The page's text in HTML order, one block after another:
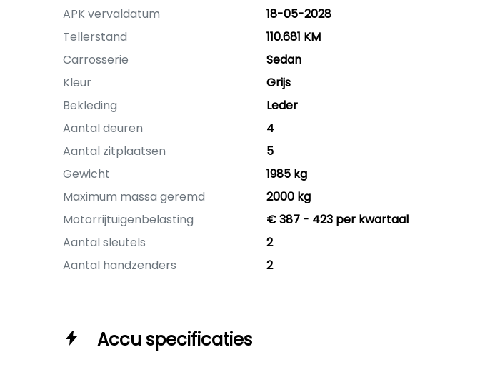
APK vervaldatum
18-05-2028
Tellerstand
110.681 KM
Carrosserie
Sedan
Kleur
Grijs
Bekleding
Leder
Aantal deuren
4
Aantal zitplaatsen
5
Gewicht
1985 kg
Maximum massa geremd
2000 kg
Motorrijtuigenbelasting
€ 387 - 423 per kwartaal
Aantal sleutels
2
Aantal handzenders
2
Accu specificaties